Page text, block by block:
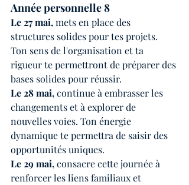
Année personnelle 8
Le 27 mai, mets en place des
structures solides pour tes projets.
Ton sens de l'organisation et ta
rigueur te permettront de préparer des
bases solides pour réussir.
Le 28 mai, continue à embrasser les
changements et à explorer de
nouvelles voies. Ton énergie
dynamique te permettra de saisir des
opportunités uniques.
Le 29 mai, consacre cette journée à
renforcer les liens familiaux et